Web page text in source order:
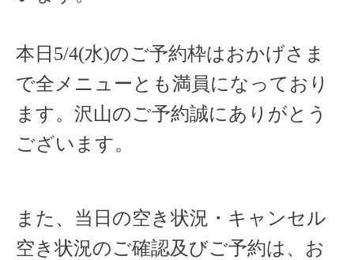
本日5/4(水)のご予約枠はおかげさま
で全メニューとも満員になっており
ます。沢山のご予約誠にありがとう
ございます。
また、当日の空き状況・キャンセル
空き状況のご確認及びご予約は、お